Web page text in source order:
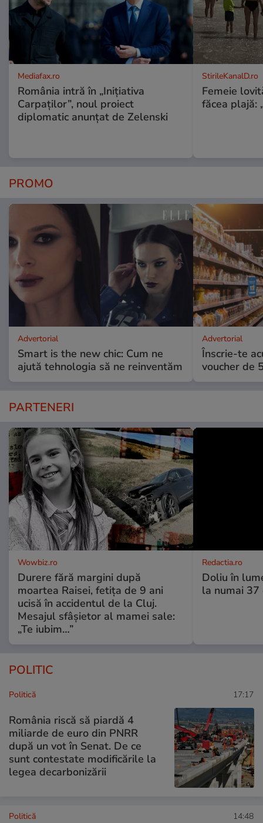
Mediafax.ro
România intră în „Inițiativa
Carpaților”, noul proiect
diplomatic anunțat de Zelenski
StirileKanalD.ro
Femeie
făcea plajă:
PROMO
Advertorial
Smart is the new chic: Cum ne
ajută tehnologia să ne reinventăm
Advertorial
Înscrie-te
voucher de
PARTENERI
Wowbiz.ro
Durere fără margini după
moartea Raisei, fetița de 9 ani
ucisă în accidentul de la Cluj.
Mesajul sfâșietor al mamei sale:
„Te iubim…”
Redactia.ro
Doliu în
la numai 37
POLITIC
Politică 17:17
România riscă să piardă 4
miliarde de euro din PNRR
după un vot în Senat. De ce
sunt contestate modificările la
legea decarbonizării
Politică 14:48